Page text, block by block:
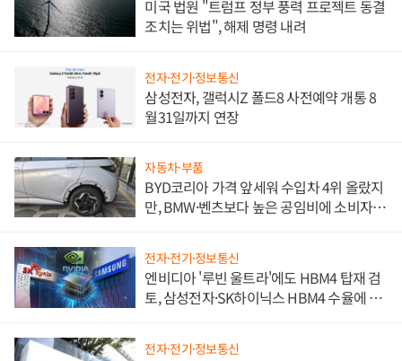
미국 법원 "트럼프 정부 풍력 프로젝트 동결
조치는 위법", 해제 명령 내려
전자·전기·정보통신
삼성전자, 갤럭시Z 폴드8 사전예약 개통 8
월31일까지 연장
자동차·부품
BYD코리아 가격 앞세워 수입차 4위 올랐지
만, BMW·벤츠보다 높은 공임비에 소비자
전자·전기·정보통신
엔비디아 '루빈 울트라'에도 HBM4 탑재 검
토, 삼성전자·SK하이닉스 HBM4 수율에 주
전자·전기·정보통신